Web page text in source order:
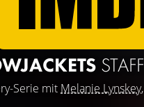
Serie mit Melanie Lynskey,